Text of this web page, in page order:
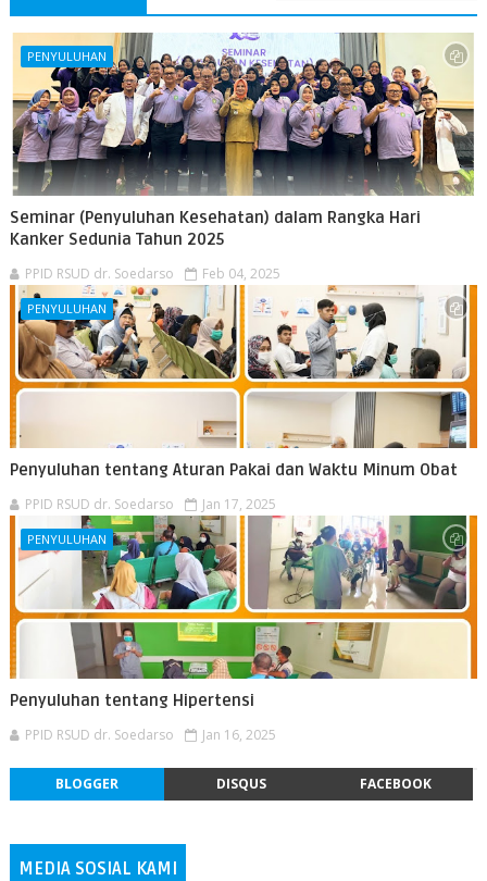
PENYULUHAN
Seminar (Penyuluhan Kesehatan) dalam Rangka Hari
Kanker Sedunia Tahun 2025
PPID RSUD dr. Soedarso Feb 04, 2025
PENYULUHAN
Penyuluhan tentang Aturan Pakai dan Waktu Minum Obat
PPID RSUD dr. Soedarso Jan 17, 2025
PENYULUHAN
Penyuluhan tentang Hipertensi
PPID RSUD dr. Soedarso Jan 16, 2025
BLOGGER DISQUS FACEBOOK
MEDIA SOSIAL KAMI